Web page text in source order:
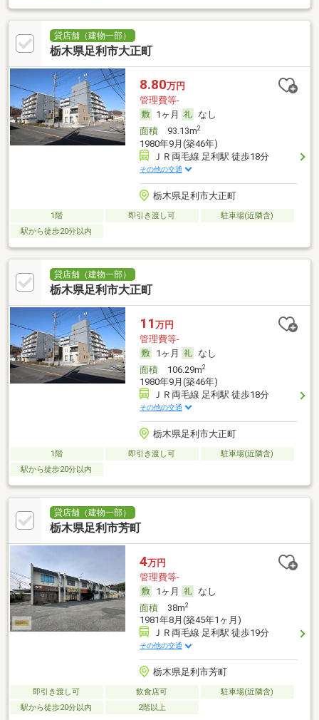
貸店舗（建物一部）
栃木県足利市大正町
8.80万円
管理費等-
1ヶ月
なし
面積93.13m2
1980年9月(築46年)
ＪＲ両毛線 足利駅 徒歩18分
その他の交通
栃木県足利市大正町
1階 即引き渡し可
駐車場(近隣含)
駅から徒歩20分以内
貸店舗（建物一部）
栃木県足利市大正町
11 万円
管理費等-
1ヶ月
なし
面積106.29m2
1980年9月(築46年)
ＪＲ両毛線 足利駅 徒歩18分
その他の交通
栃木県足利市大正町
1階 即引き渡し可
駐車場(近隣含)
駅から徒歩20分以内
貸店舗（建物一部）
栃木県足利市芳町
4万円
管理費等-
1ヶ月
なし
面積38m2
1981年8月(築45年1ヶ月)
ＪＲ両毛線 足利駅 徒歩19分
その他の交通
栃木県足利市芳町
即引き渡し可 飲食店可
駐車場(近隣含)
駅から徒歩20分以内
2階以上